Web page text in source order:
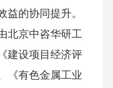
益的协同提升。
北京中咨华研工
建设项目经济评
《有色金属工业